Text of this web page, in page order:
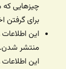
چیزهایی
برای گرفتن
این
منتشر شدن.
این